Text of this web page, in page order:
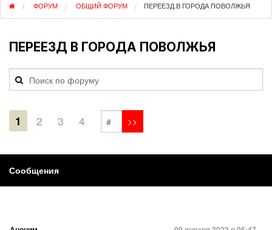
ФОРУМ ОБЩИЙ ФОРУМ ПЕРЕЕЗД В ГОРОДА ПОВОЛЖЬЯ
ПЕРЕЕЗД В ГОРОДА ПОВОЛЖЬЯ
1 2 3 4
Сообщения